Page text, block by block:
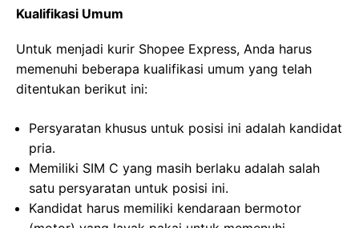
Kualifikasi Umum
Untuk menjadi kurir Shopee Express, Anda harus
memenuhi beberapa kualifikasi umum yang telah
ditentukan berikut ini:
Persyaratan khusus untuk posisi ini adalah kandidat
pria.
Memiliki SIM C yang masih berlaku adalah salah
satu persyaratan untuk posisi ini.
Kandidat harus memiliki kendaraan bermotor